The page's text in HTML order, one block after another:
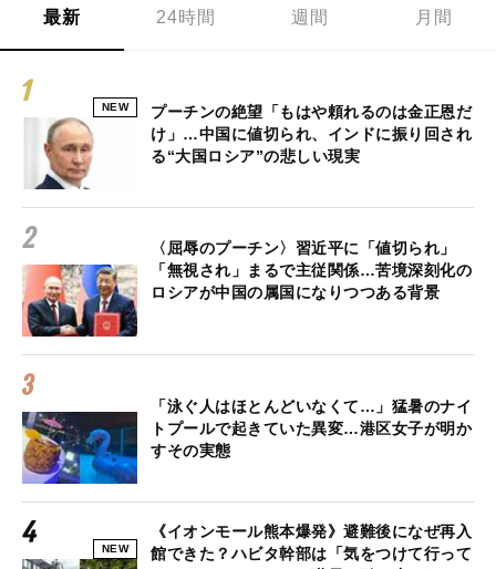
最新 24時間 週間 月間
NEW
プーチンの絶望「もはや頼れるのは金正恩だ
け」…中国に値切られ、インドに振り回され
る“大国ロシア”の悲しい現実
〈屈辱のプーチン〉習近平に「値切られ」
「無視され」まるで主従関係…苦境深刻化の
ロシアが中国の属国になりつつある背景
「泳ぐ人はほとんどいなくて…」猛暑のナイ
トプールで起きていた異変…港区女子が明か
すその実態
NEW
《イオンモール熊本爆発》避難後になぜ再入
館できた？ハビタ幹部は「気をつけて行って